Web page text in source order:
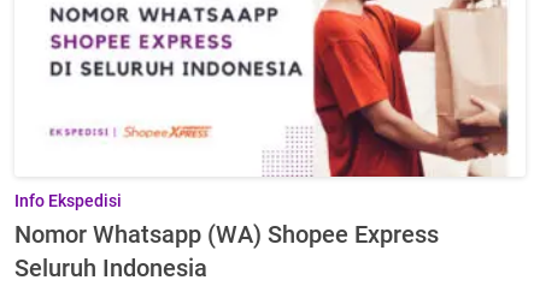
Info Ekspedisi
Nomor Whatsapp (WA) Shopee Express
Seluruh Indonesia